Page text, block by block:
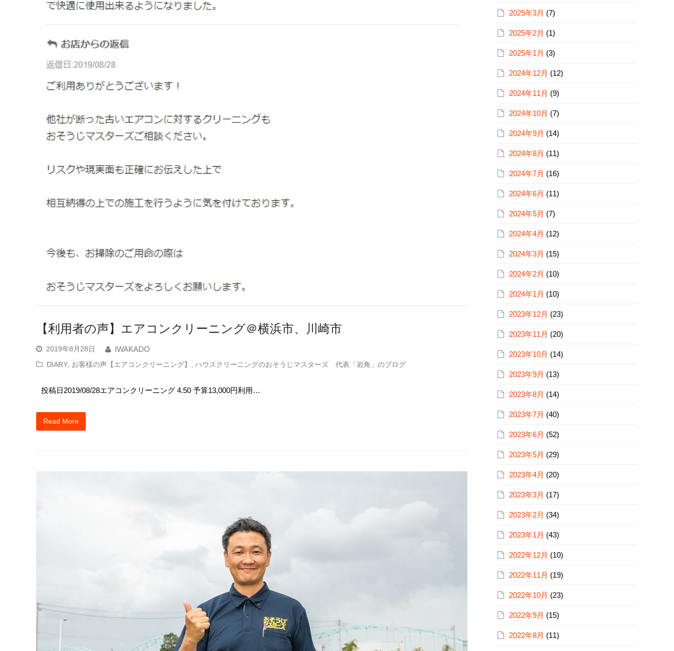
【利用者の声】エアコンクリーニング＠横浜市、川崎市
2019年8月28日
IWAKADO
DIARY お客様の声【エアコンクリーニング】 ハウスクリーニングのおそうじマスターズ 代表「岩角」のブログ
投稿日2019/08/28エアコンクリーニング 4.50 予算13,000円利用…
Read More
2025年3月 (7)
2025年2月 (1)
2025年1月 (3)
2024年12月 (12)
2024年11月 (9)
2024年10月 (7)
2024年9月 (14)
2024年8月 (11)
2024年7月 (16)
2024年6月 (11)
2024年5月 (7)
2024年4月 (12)
2024年3月 (15)
2024年2月 (10)
2024年1月 (10)
2023年12月 (23)
2023年11月 (20)
2023年10月 (14)
2023年9月 (13)
2023年8月 (14)
2023年7月 (40)
2023年6月 (52)
2023年5月 (29)
2023年4月 (20)
2023年3月 (17)
2023年2月 (34)
2023年1月 (43)
2022年12月 (10)
2022年11月 (19)
2022年10月 (23)
2022年9月 (15)
2022年8月 (11)